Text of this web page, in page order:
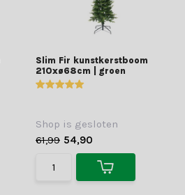
Slim Fir kunstkerstboom
210xø68cm | groen
Shop is gesloten
61,99 54,90